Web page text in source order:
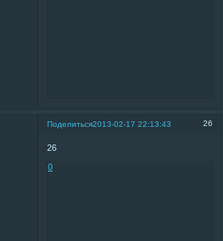
Поделиться 26
2013-02-17 22:13:43
26
0